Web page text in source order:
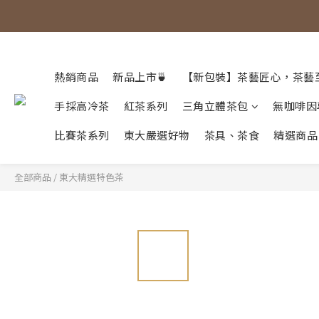
熱銷商品 新品上市🍵
【新包裝】茶藝匠心，茶藝
手採高冷茶
紅茶系列 三角立體茶包
無咖啡
比賽茶系列
東大嚴選好物 茶具、茶食 精選商品
全部商品 / 東大精選特色茶